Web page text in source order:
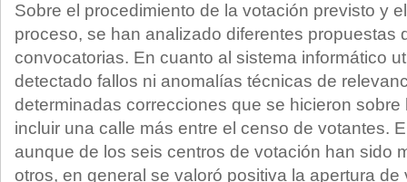
Sobre el procedimiento de la votación previsto y
proceso, se han analizado diferentes propuestas
convocatorias. En cuanto al sistema informático
detectado fallos ni anomalías técnicas de
determinadas correcciones que se hicieron sobre
incluir una calle más entre el censo de votantes.
aunque de los seis centros de votación han sido
otros, en general se valoró positiva la apertura